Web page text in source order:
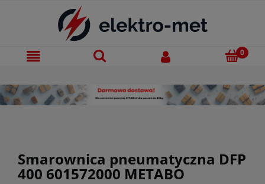
Smarownica pneumatyczna DFP
400 601572000 METABO